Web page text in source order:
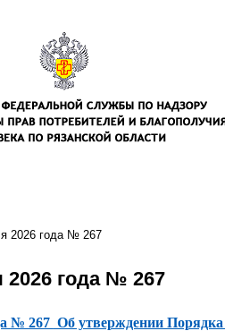
2026 года № 267
года № 267
№ 267 Об утверждении